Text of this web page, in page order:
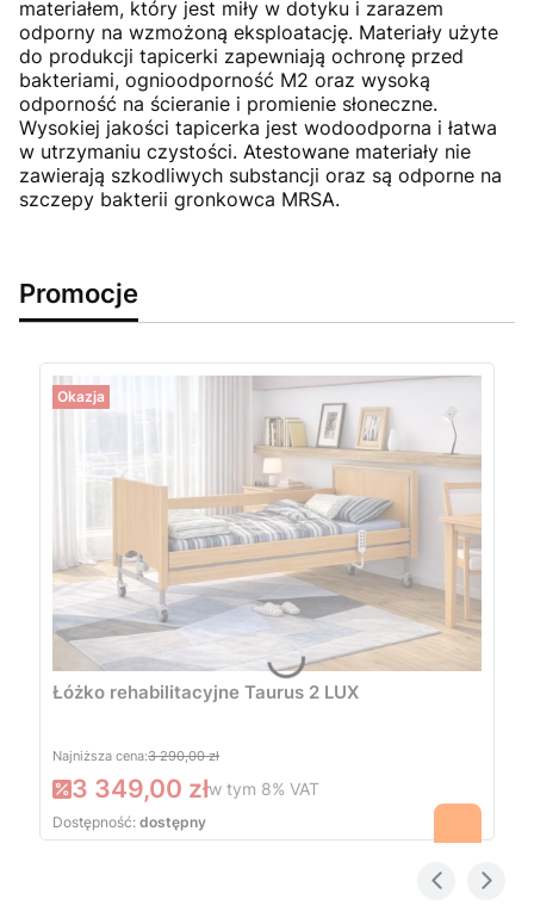
materiałem, który jest miły w dotyku i zarazem
odporny na wzmożoną eksploatację. Materiały użyte
do produkcji tapicerki zapewniają ochronę przed
bakteriami, ognioodporność M2 oraz wysoką
odporność na ścieranie i promienie słoneczne.
Wysokiej jakości tapicerka jest wodoodporna i łatwa
w utrzymaniu czystości. Atestowane materiały nie
zawierają szkodliwych substancji oraz są odporne na
szczepy bakterii gronkowca MRSA.
Promocje
Okazja
Łóżko rehabilitacyjne Taurus 2 LUX
3 349,00 złw tym 8% VAT
Najniższa cena:3 290,00 zł
Dostępność: dostępny